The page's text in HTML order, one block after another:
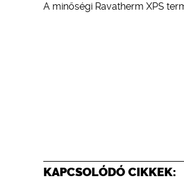
A minőségi Ravatherm XPS
KAPCSOLÓDÓ CIKKEK: